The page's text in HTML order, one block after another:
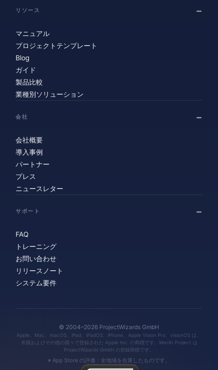
リソース
マニュアル
プロジェクトテンプレート
Blog
ガイド
製品比較
業種別ソリューション
会社
会社概要
導入事例
パートナー
プレス
ニュースレター
サポート
FAQ
トレーニング
お問い合わせ
リリースノート
システム要件
© 2004–2026 ProjectWizards GmbH
Apple、Mac、macOS、iPad、iPadOS、iPhone、Apple Vision Pro、visionOS は、
米国およびその他の国々で登録された Apple Inc. の商標です。Merlin Project は
ProjectWizards GmbH の登録商標です。
※ App Store の評価：全地域を合算したものです。